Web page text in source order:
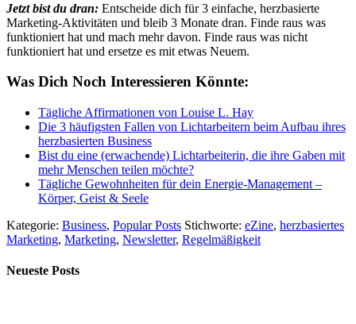
Jetzt bist du dran: Entscheide dich für 3 einfache, herzbasierte
Marketing-Aktivitäten und bleib 3 Monate dran. Finde raus was
funktioniert hat und mach mehr davon. Finde raus was nicht
funktioniert hat und ersetze es mit etwas Neuem.
Was Dich Noch Interessieren Könnte:
Tägliche Affirmationen von Louise L. Hay
Die 3 häufigsten Fallen von Lichtarbeitern beim Aufbau ihres
herzbasierten Business
Bist du eine (erwachende) Lichtarbeiterin, die ihre Gaben mit
mehr Menschen teilen möchte?
Tägliche Gewohnheiten für dein Energie-Management –
Körper, Geist & Seele
Kategorie: Business, Popular Posts Stichworte: eZine, herzbasiertes
Marketing, Marketing, Newsletter, Regelmäßigkeit
Neueste Posts